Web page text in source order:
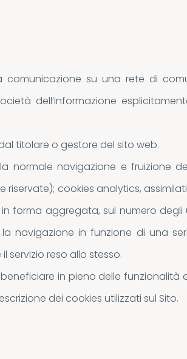
su una rete di
dell’informazione
titolare o gestore del sito web.
normale navigazione e fruizione
cookies analytics,
forma aggregata, sul numero degli
navigazione in funzione di una
servizio reso allo stesso.
in pieno delle funzionalità
dei cookies utilizzati sul Sito.